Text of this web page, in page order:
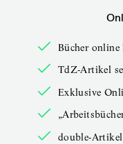
Bücher online
TdZ-Artikel
Exklusive
double-